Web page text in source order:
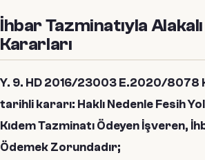
İhbar Tazminatıyla
Kararları
Y. 9. HD 2016/23003 E.2020/
tarihli kararı: Haklı Nedenle Fesih
Kıdem Tazminatı Ödeyen İşveren,
Ödemek Zorundadır;